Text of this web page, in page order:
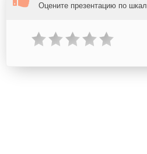
Оцените презентацию по